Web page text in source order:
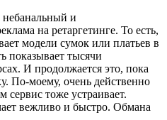
и
на ретаргетинге. То есть,
модели сумок или платьев в
показывает тысячи
И продолжается это, пока
По-моему, очень действенно
сервис тоже устраивает.
вежливо и быстро. Обмана